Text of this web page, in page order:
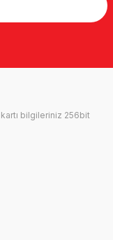
kartı bilgileriniz 256bit